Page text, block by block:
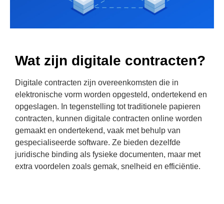
Wat zijn digitale contracten?
Digitale contracten zijn overeenkomsten die in
elektronische vorm worden opgesteld, ondertekend en
opgeslagen. In tegenstelling tot traditionele papieren
contracten, kunnen digitale contracten online worden
gemaakt en ondertekend, vaak met behulp van
gespecialiseerde software. Ze bieden dezelfde
juridische binding als fysieke documenten, maar met
extra voordelen zoals gemak, snelheid en efficiëntie.